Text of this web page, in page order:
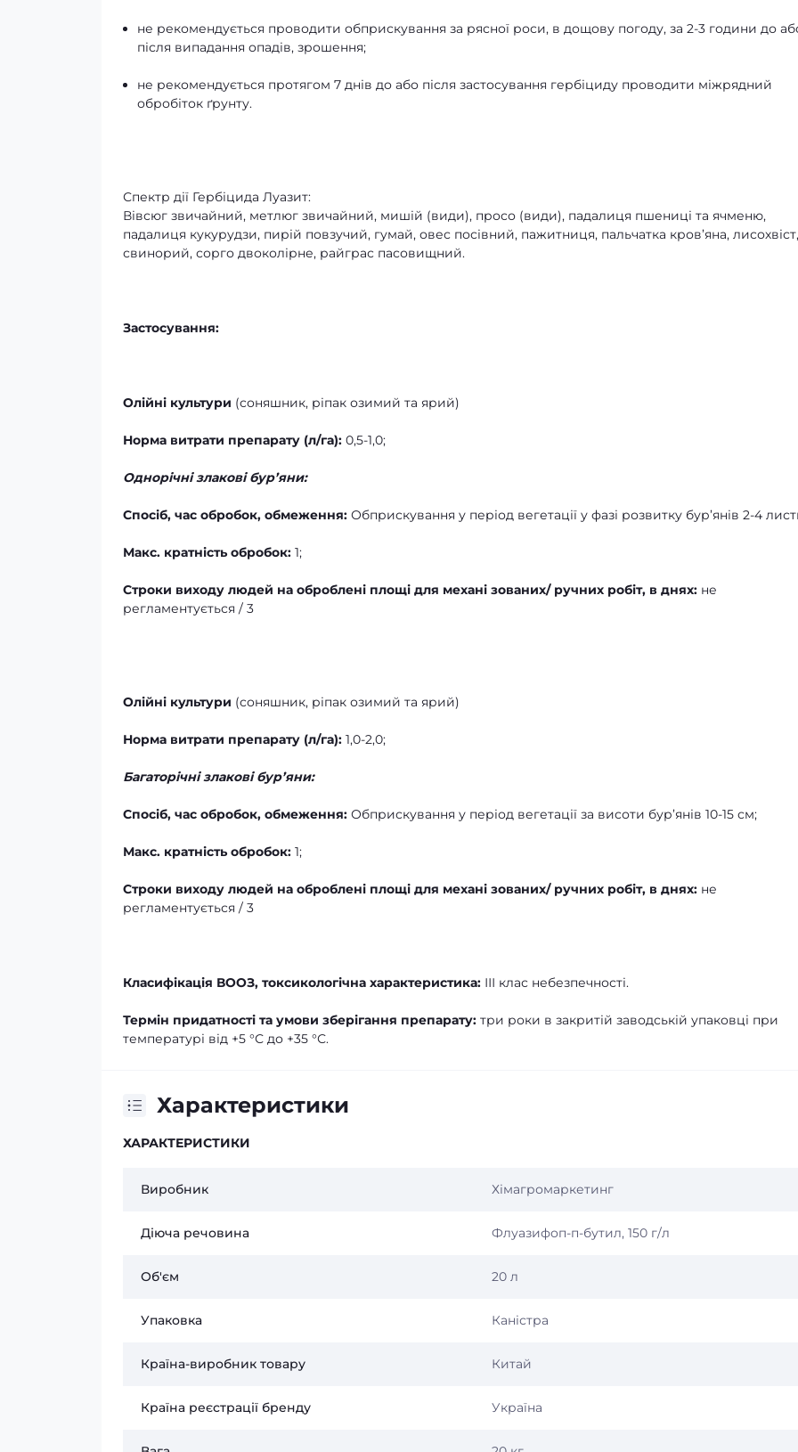
не рекомендується проводити обприскування за рясної роси, в дощову погоду, за 2-3 години до
після випадання опадів, зрошення;
не рекомендується протягом 7 днів до або після застосування гербіциду проводити міжрядний
обробіток ґрунту.
Спектр дії Гербіцида Луазит:
Вівсюг звичайний, метлюг звичайний, мишій (види), просо (види), падалиця пшениці та ячменю,
падалиця кукурудзи, пирій повзучий, гумай, овес посівний, пажитниця, пальчатка кров’яна, лисохвіст,
свинорий, сорго двоколірне, райграс пасовищний.
Застосування:
Олійні культури (соняшник, ріпак озимий та ярий)
Норма витрати препарату (л/га): 0,5-1,0;
Однорічні злакові бур’яни:
Спосіб, час обробок, обмеження: Обприскування у період вегетації у фазі розвитку бур’янів 2-4
Макс. кратність обробок: 1;
Строки виходу людей на оброблені площі для механі зованих/ ручних робіт, в днях: не
регламентується / 3
Олійні культури (соняшник, ріпак озимий та ярий)
Норма витрати препарату (л/га): 1,0-2,0;
Багаторічні злакові бур’яни:
Спосіб, час обробок, обмеження: Обприскування у період вегетації за висоти бур’янів 10-15 см;
Макс. кратність обробок: 1;
Строки виходу людей на оброблені площі для механі зованих/ ручних робіт, в днях: не
регламентується / 3
Класифікація ВООЗ, токсикологічна характеристика: ІІІ клас небезпечності.
Термін придатності та умови зберігання препарату: три роки в закритій заводській упаковці при
температурі від +5 °С до +35 °С.
Характеристики
ХАРАКТЕРИСТИКИ
Виробник Хімагромаркетинг
Діюча речовина Флуазифоп-п-бутил, 150 г/л
Об'єм 20 л
Упаковка Каністра
Країна-виробник товару Китай
Країна реєстрації бренду Україна